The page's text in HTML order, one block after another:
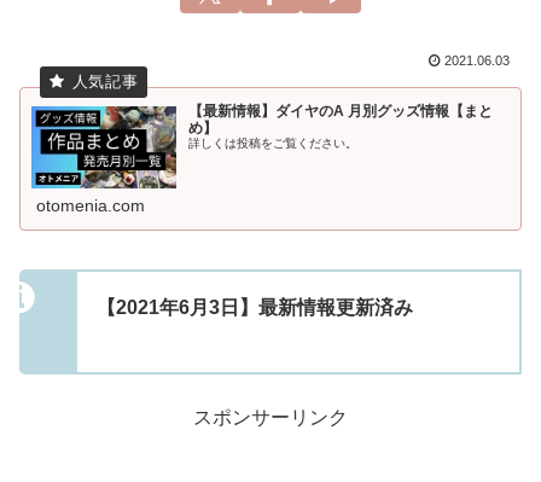
2021.06.03
【最新情報】ダイヤのA 月別グッズ情報【まと
め】
詳しくは投稿をご覧ください。
otomenia.com
【2021年6月3日】最新情報更新済み
スポンサーリンク